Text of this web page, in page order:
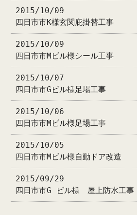
2015/10/09
四日市市K様玄関庇掛替工事
2015/10/09
四日市市Mビル様シール工事
2015/10/07
四日市市Gビル様足場工事
2015/10/06
四日市市Mビル様足場工事
2015/10/05
四日市市Mビル様自動ドア改造
2015/09/29
四日市市G ビル様 屋上防水工事